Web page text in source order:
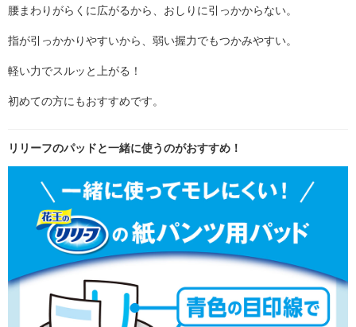
腰まわりがらくに広がるから、おしりに引っかからない。
指が引っかかりやすいから、弱い握力でもつかみやすい。
軽い力でスルッと上がる！
初めての方にもおすすめです。
リリーフのパッドと一緒に使うのがおすすめ！